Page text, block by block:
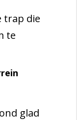
trap die
te
glad